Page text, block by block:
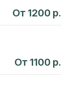
От 1200 р.
От 1100 р.